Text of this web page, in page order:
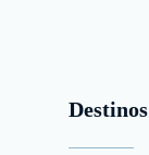
Destinos